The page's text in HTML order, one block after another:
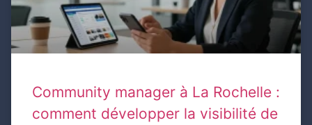
Community manager à La Rochelle :
comment développer la visibilité de